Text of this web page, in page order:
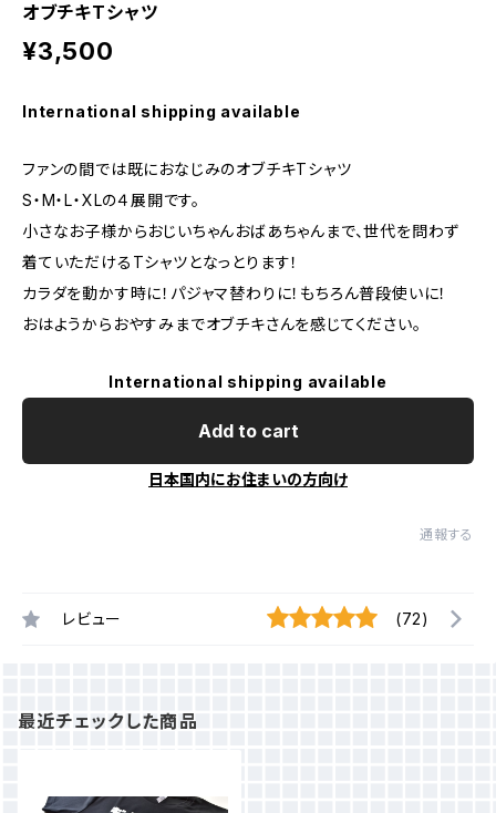
オブチキTシャツ
¥3,500
International shipping available
ファンの間では既におなじみのオブチキTシャツ
S・M・L・XLの４展開です。
小さなお子様からおじいちゃんおばあちゃんまで、世代を問わず
着ていただけるTシャツとなっとります！
カラダを動かす時に！パジャマ替わりに！もちろん普段使いに！
おはようからおやすみまでオブチキさんを感じてください。
International shipping available
Add to cart
日本国内にお住まいの方向け
通報する
レビュー (72)
最近チェックした商品